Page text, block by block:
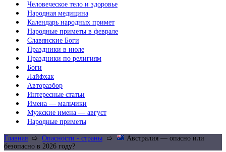
Человеческое тело и здоровье
Народная медицина
Календарь народных примет
Народные приметы в феврале
Славянские Боги
Праздники в июле
Праздники по религиям
Боги
Лайфхак
Авторазбор
Интересные статьи
Имена — мальчики
Мужские имена — август
Народные приметы
Главная ➯ Опасности - страны ➯
Австралия — опасно или
безопасно в 2026 году?